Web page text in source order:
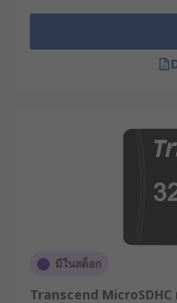
ลักษณะการใช้งานเป็นสิ่
ความแตกต่างกันทั้งด้าน
ทนทาน หากเลือกไม่เห
ดูความจุ : หากใช้ง
Card 32GB ราคา
ต้องการพื้นที่เพิ่ม อ
128GB เพื่อรองรั
ความละเอียดสูง
ตรวจสอบความเร็ว
ประเภทงาน เช่น
มีในสต็อก
Transcend MicroSDHC